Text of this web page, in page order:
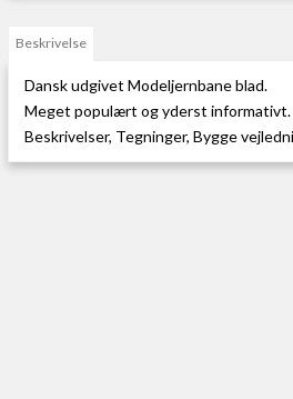
Beskrivelse
Dansk udgivet Modeljernbane blad.
Meget populært og yderst informativt.
Beskrivelser, Tegninger, Bygge